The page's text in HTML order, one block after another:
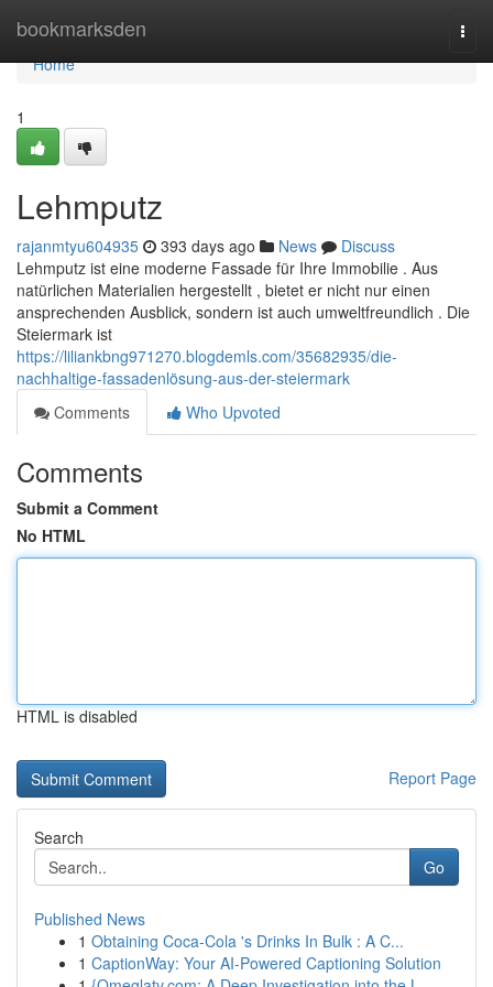
bookmarksden
Home
Home
1
Lehmputz
rajanmtyu604935 393 days ago News
Discuss
Lehmputz ist eine moderne Fassade für Ihre Immobilie . Aus
natürlichen Materialien hergestellt , bietet er nicht nur einen
ansprechenden Ausblick, sondern ist auch umweltfreundlich . Die
Steiermark ist
https://liliankbng971270.blogdemls.com/35682935/die-
nachhaltige-fassadenlösung-aus-der-steiermark
Comments
Who Upvoted
Comments
Submit a Comment
No HTML
HTML is disabled
Report Page
Search
Go
Published News
1 Obtaining Coca-Cola 's Drinks In Bulk : A C...
1 CaptionWay: Your AI-Powered Captioning Solution